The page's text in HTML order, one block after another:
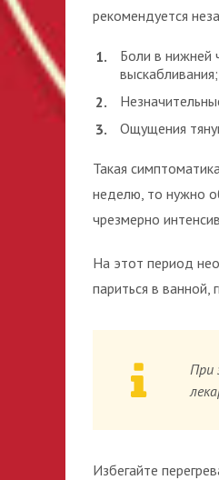
рекомендуется
Боли в нижней
выскабливания;
Ощущения
Такая
неделю, то нужно
чрезмерно
На этот период
париться в
При
Избегайте